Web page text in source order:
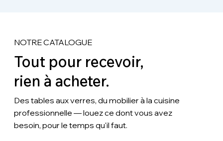
NOTRE CATALOGUE
Tout pour recevoir,
rien à acheter.
Des tables aux verres, du mobilier à la cuisine
professionnelle — louez ce dont vous avez
besoin, pour le temps qu'il faut.